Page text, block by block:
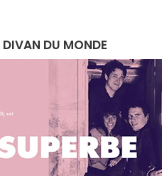
DIVAN DU MONDE